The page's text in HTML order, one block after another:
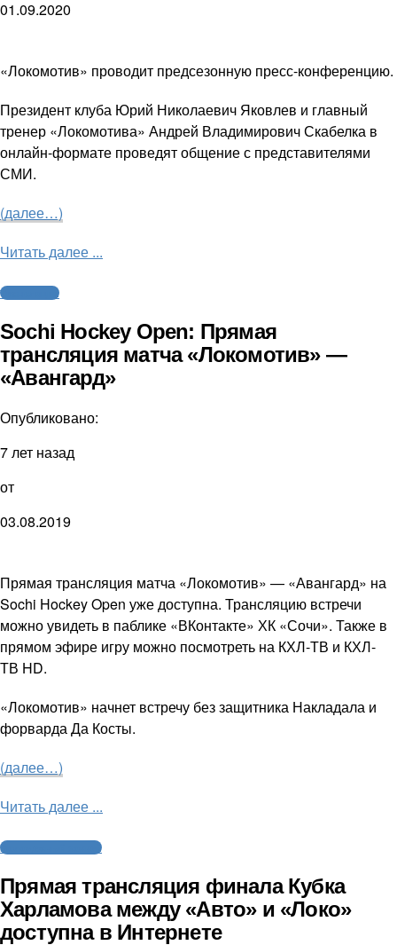
01.09.2020
«Локомотив» проводит предсезонную пресс-конференцию.
Президент клуба Юрий Николаевич Яковлев и главный
тренер «Локомотива» Андрей Владимирович Скабелка в
онлайн-формате проведят общение с представителями
СМИ.
(далее…)
Читать далее ...
Трансляции
Sochi Hockey Open: Прямая
трансляция матча «Локомотив» —
«Авангард»
Опубликовано:
7 лет назад
от
03.08.2019
Прямая трансляция матча «Локомотив» — «Авангард» на
Sochi Hockey Open уже доступна. Трансляцию встречи
можно увидеть в паблике «ВКонтакте» ХК «Сочи». Также в
прямом эфире игру можно посмотреть на КХЛ-ТВ и КХЛ-
ТВ HD.
«Локомотив» начнет встречу без защитника Накладала и
форварда Да Косты.
(далее…)
Читать далее ...
Молодежный хоккей
Прямая трансляция финала Кубка
Харламова между «Авто» и «Локо»
доступна в Интернете